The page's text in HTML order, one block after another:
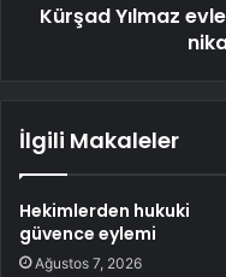
Kürşad Yılmaz
İlgili Makaleler
Hekimlerden hukuki
güvence eylemi
Ağustos 7, 2026